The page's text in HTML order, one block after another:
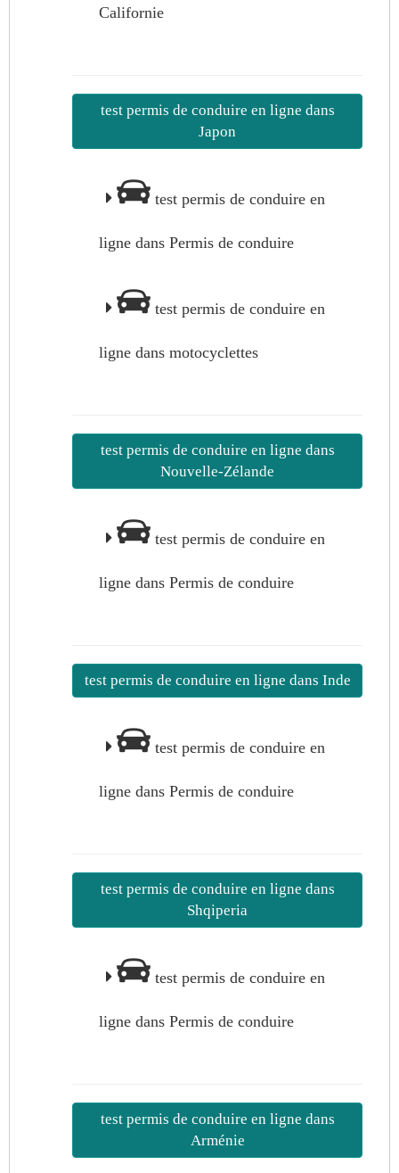
Californie
test permis de conduire en ligne dans
Japon
test permis de conduire en
ligne dans Permis de conduire
test permis de conduire en
ligne dans motocyclettes
test permis de conduire en ligne dans
Nouvelle-Zélande
test permis de conduire en
ligne dans Permis de conduire
test permis de conduire en ligne dans Inde
test permis de conduire en
ligne dans Permis de conduire
test permis de conduire en ligne dans
Shqiperia
test permis de conduire en
ligne dans Permis de conduire
test permis de conduire en ligne dans
Arménie